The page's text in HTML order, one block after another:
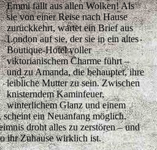
Emmi fällt aus allen Wolken! Als
sie von einer Reise nach Hause
zurückkehrt, wartet ein Brief aus
London auf sie, der sie in ein altes
Boutique-Hotel voller
viktorianischem Charme führt –
und zu Amanda, die behauptet, ihre
leibliche Mutter zu sein. Zwischen
knisterndem Kaminfeuer,
winterlichem Glanz und einem
ein Neuanfang möglich.
droht alles zu zerstören – und
ihr Zuhause wirklich ist.